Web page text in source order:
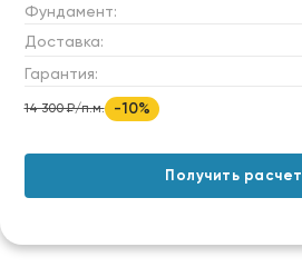
Фундамент:
Доставка:
Гарантия:
14 300 ₽/п.м. -10%
Получить расчет